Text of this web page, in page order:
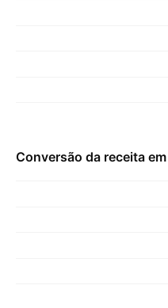
Conversão da receita em